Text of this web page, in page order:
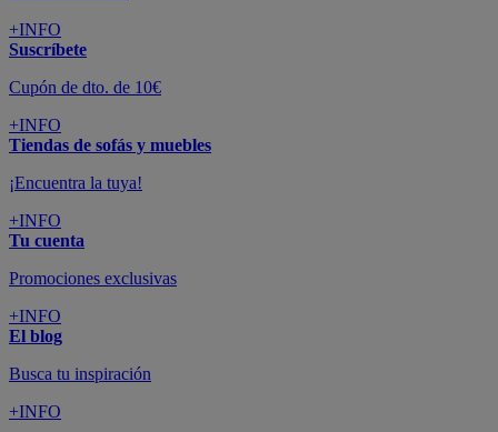
+INFO
Suscríbete
Cupón de dto. de 10€
+INFO
Tiendas de sofás y muebles
¡Encuentra la tuya!
+INFO
Tu cuenta
Promociones exclusivas
+INFO
El blog
Busca tu inspiración
+INFO